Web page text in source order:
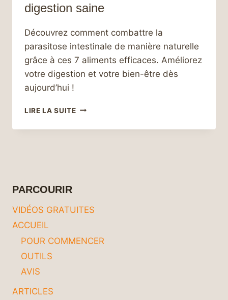
digestion saine
Découvrez comment combattre la
parasitose intestinale de manière naturelle
grâce à ces 7 aliments efficaces. Améliorez
votre digestion et votre bien-être dès
aujourd’hui !
LIRE LA SUITELES
MEILLEURS
RETROUVER
DIGESTION
SAINE
PARCOURIR
VIDÉOS GRATUITES
ACCUEIL
POUR COMMENCER
OUTILS
AVIS
ARTICLES